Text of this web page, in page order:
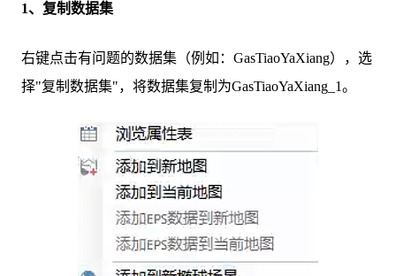
1、复制数据集
右键点击有问题的数据集（例如：GasTiaoYaXiang），选
择"复制数据集"，将数据集复制为GasTiaoYaXiang_1。